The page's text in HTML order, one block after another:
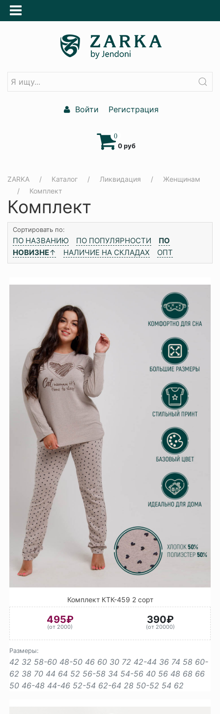
Войти Регистрация
0
0 руб
ZARKA Каталог Ликвидация
Женщинам
Комплект
Комплект
Сортировать по:
ПО НАЗВАНИЮ ПО ПОПУЛЯРНОСТИ
ПО
НОВИЗНЕ↑ НАЛИЧИЕ НА СКЛАДАХ ОПТ
Комплект КТК-459 2 сорт
495₽
(от 2000)
390₽
(от 20000)
Размеры:
42 32 58-60 48-50 46 60 30 72 42-44 36 74 58 60-
62 38 70 44 64 52 56-58 34 54-56 40 56 48 68 66
50 46-48 44-46 52-54 62-64 28 50-52 54 62